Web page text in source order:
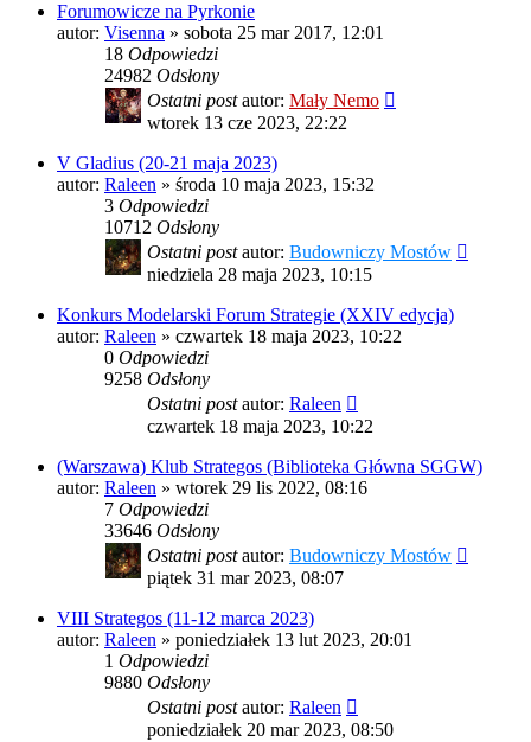
Forumowicze na Pyrkonie
autor: Visenna » sobota 25 mar 2017, 12:01
18 Odpowiedzi
24982 Odsłony
Ostatni postautor: Mały Nemo
wtorek 13 cze 2023, 22:22
V Gladius (20-21 maja 2023)
autor: Raleen » środa 10 maja 2023, 15:32
3 Odpowiedzi
10712 Odsłony
Ostatni postautor: Budowniczy Mostów
niedziela 28 maja 2023, 10:15
Konkurs Modelarski Forum Strategie (XXIV edycja)
autor: Raleen » czwartek 18 maja 2023, 10:22
0 Odpowiedzi
9258 Odsłony
Ostatni postautor: Raleen
czwartek 18 maja 2023, 10:22
(Warszawa) Klub Strategos (Biblioteka Główna SGGW)
autor: Raleen » wtorek 29 lis 2022, 08:16
7 Odpowiedzi
33646 Odsłony
Ostatni postautor: Budowniczy Mostów
piątek 31 mar 2023, 08:07
VIII Strategos (11-12 marca 2023)
autor: Raleen » poniedziałek 13 lut 2023, 20:01
1 Odpowiedzi
9880 Odsłony
Ostatni postautor: Raleen
poniedziałek 20 mar 2023, 08:50